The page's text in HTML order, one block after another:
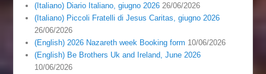
(Italiano) Diario Italiano, giugno 2026 26/06/2026
(Italiano) Piccoli Fratelli di Jesus Caritas, giugno 2026
26/06/2026
(English) 2026 Nazareth week Booking form 10/06/2026
(English) Be Brothers Uk and Ireland, June 2026
10/06/2026